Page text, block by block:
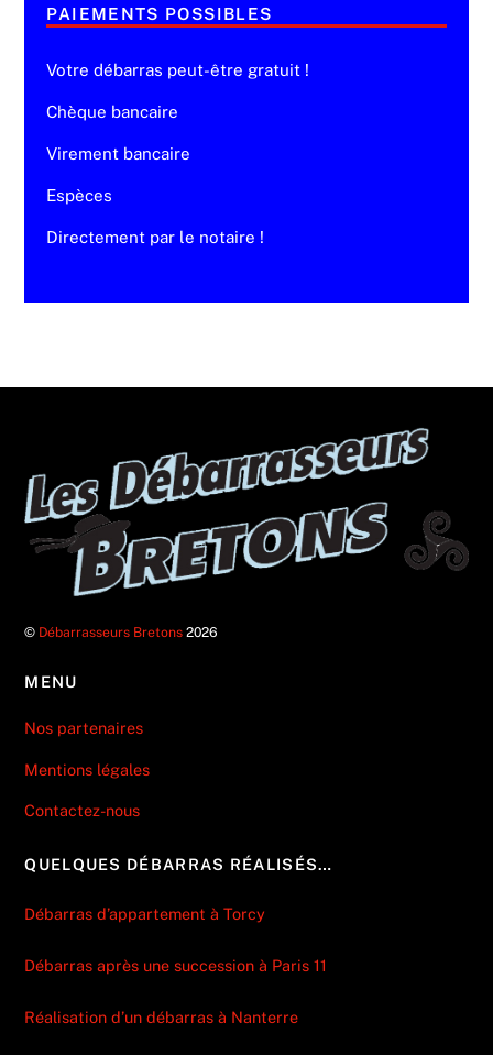
PAIEMENTS POSSIBLES
Votre débarras peut-être gratuit !
Chèque bancaire
Virement bancaire
Espèces
Directement par le notaire !
© Débarrasseurs Bretons 2026
MENU
Nos partenaires
Mentions légales
Contactez-nous
QUELQUES DÉBARRAS RÉALISÉS…
Débarras d’appartement à Torcy
Débarras après une succession à Paris 11
Réalisation d’un débarras à Nanterre